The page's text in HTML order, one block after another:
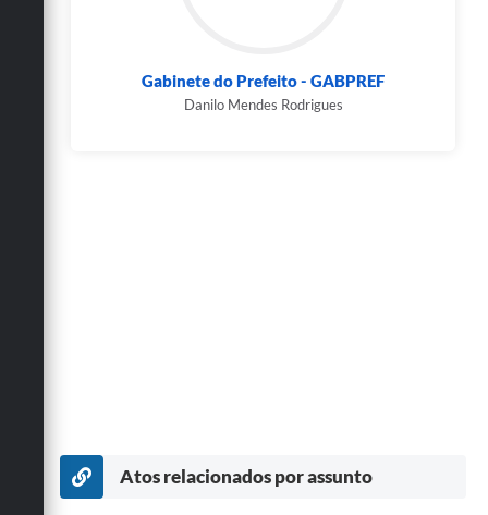
Gabinete do Prefeito - GABPREF
Danilo Mendes Rodrigues
Atos relacionados por assunto